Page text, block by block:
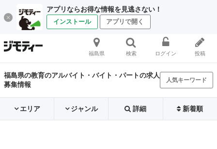
アプリならお得な情報を見逃さない！
インストール アプリで開く
福島県 検索 ログイン 投稿
福島県の教育のアルバイト・バイト・パートの求人
募集情報
人気キーワード
エリア ジャンル 詳細 新着順